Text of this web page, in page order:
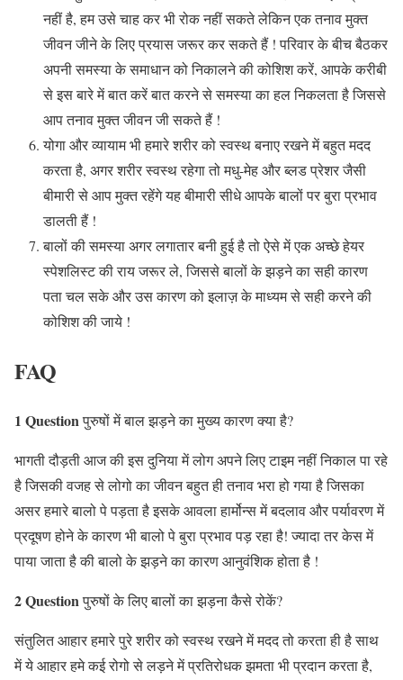
नहीं है, हम उसे चाह कर भी रोक नहीं सकते लेकिन एक तनाव मुक्त
जीवन जीने के लिए प्रयास जरूर कर सकते हैं ! परिवार के बीच बैठकर
अपनी समस्या के समाधान को निकालने की कोशिश करें, आपके करीबी
से इस बारे में बात करें बात करने से समस्या का हल निकलता है जिससे
आप तनाव मुक्त जीवन जी सकते हैं !
योगा और व्यायाम भी हमारे शरीर को स्वस्थ बनाए रखने में बहुत मदद
करता है, अगर शरीर स्वस्थ रहेगा तो मधु-मेह और ब्लड प्रेशर जैसी
बीमारी से आप मुक्त रहेंगे यह बीमारी सीधे आपके बालों पर बुरा प्रभाव
डालती हैं !
बालों की समस्या अगर लगातार बनी हुई है तो ऐसे में एक अच्छे हेयर
स्पेशलिस्ट की राय जरूर ले, जिससे बालों के झड़ने का सही कारण
पता चल सके और उस कारण को इलाज़ के माध्यम से सही करने की
कोशिश की जाये !
FAQ
1 Questionपुरुषों में बाल झड़ने का मुख्य कारण क्या है?
भागती दौड़ती आज की इस दुनिया में लोग अपने लिए टाइम नहीं निकाल पा रहे
है जिसकी वजह से लोगो का जीवन बहुत ही तनाव भरा हो गया है जिसका
असर हमारे बालो पे पड़ता है इसके आवला हार्मोन्स में बदलाव और पर्यावरण में
प्रदूषण होने के कारण भी बालो पे बुरा प्रभाव पड़ रहा है! ज्यादा तर केस में
पाया जाता है की बालो के झड़ने का कारण आनुवंशिक होता है !
2 Questionपुरुषों के लिए बालों का झड़ना कैसे रोकें?
संतुलित आहार हमारे पुरे शरीर को स्वस्थ रखने में मदद तो करता ही है साथ
में ये आहार हमे कई रोगो से लड़ने में प्रतिरोधक झमता भी प्रदान करता है,